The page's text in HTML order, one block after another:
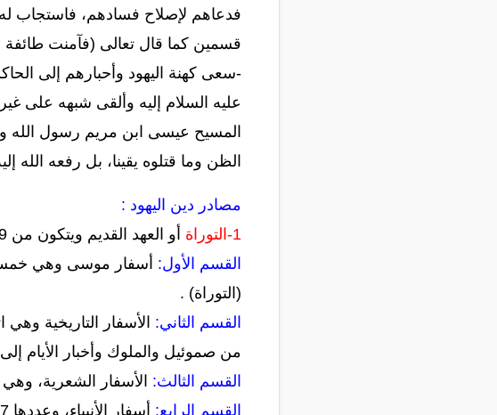
فدعاهم لإصلاح فسادهم، فاستجاب
قسمين كما قال تعالى (فآمنت طائفة
-سعى كهنة اليهود وأحبارهم إلى
عليه السلام إليه وألقى شبهه على
المسيح عيسى ابن مريم رسول الله
الظن وما قتلوه يقينا، بل رفعه الله
مصادر دين اليهود :
1-التوراة
أو العهد القديم ويتكون من 39 كتاباً هي أربعة أقسام :
القسم الأول: أسفار موسى وهي خمسة:
(التوراة) .
القسم الثاني: الأسفار التاريخية
من صموئيل والملوك وأخبار الأيام
القسم الثالث: الأسفار الشعرية،
القسم الرابع: